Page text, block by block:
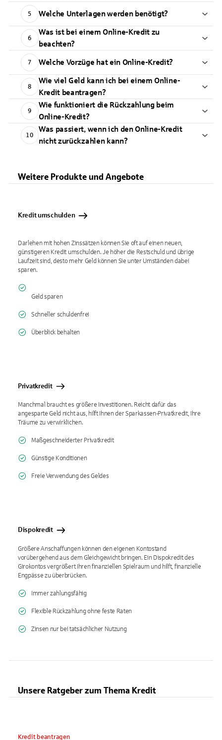
5 Welche Unterlagen werden benötigt?
6
Was ist bei einem Online-Kredit zu
beachten?
7 Welche Vorzüge hat ein Online-Kredit?
8
Wie viel Geld kann ich bei einem Online-
Kredit beantragen?
9
Wie funktioniert die Rückzahlung beim
Online-Kredit?
10
Was passiert, wenn ich den Online-Kredit
nicht zurückzahlen kann?
Weitere Produkte und Angebote
Kredit umschulden
Darlehen mit hohen Zinssätzen können Sie oft auf einen neuen,
günstigeren Kredit umschulden. Je höher die Restschuld und übrige
Laufzeit sind, desto mehr Geld können Sie unter Umständen dabei
sparen.
Geld sparen
Schneller schuldenfrei
Überblick behalten
Privatkredit
Manchmal braucht es größere Investitionen. Reicht dafür das
angesparte Geld nicht aus, hilft Ihnen der Sparkassen-Privatkredit, Ihre
Träume zu verwirklichen.
Maßgeschneiderter Privatkredit
Günstige Konditionen
Freie Verwendung des Geldes
Dispokredit
Größere Anschaffungen können den eigenen Kontostand
vorübergehend aus dem Gleichgewicht bringen. Ein Dispokredit des
Girokontos vergrößert Ihren finanziellen Spielraum und hilft, finanzielle
Engpässe zu überbrücken.
Immer zahlungsfähig
Flexible Rückzahlung ohne feste Raten
Zinsen nur bei tatsächlicher Nutzung
Unsere Ratgeber zum Thema Kredit
Kredit beantragen